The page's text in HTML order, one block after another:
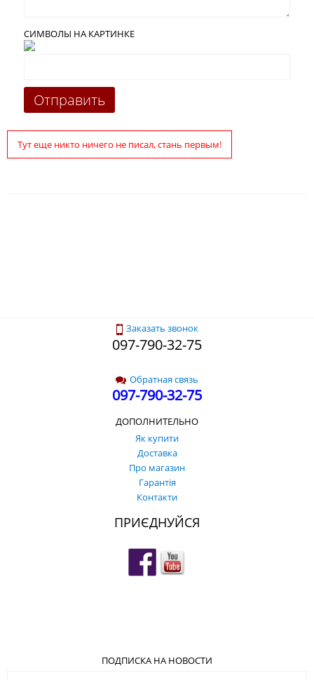
СИМВОЛЫ НА КАРТИНКЕ
Тут еще никто ничего не писал, стань первым!
Заказать звонок
097-790-32-75
Обратная связь
097-790-32-75
ДОПОЛНИТЕЛЬНО
Як купити
Доставка
Про магазин
Гарантія
Контакти
ПРИЄДНУЙСЯ
ПОДПИСКА НА НОВОСТИ